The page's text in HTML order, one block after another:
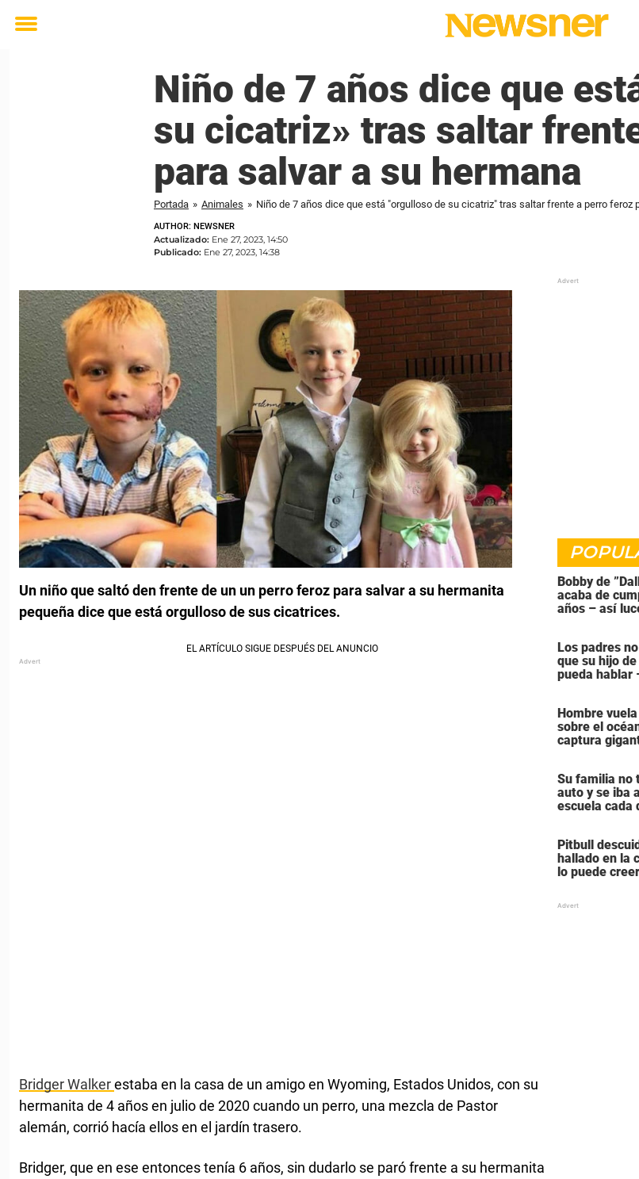
Toggle
Niño de 7 años dice que
su cicatriz» tras saltar
para salvar a su hermana
Portada » Animales » Niño de 7 años dice que está "orgulloso de su cicatriz" tras saltar frente a perro feroz
AUTHOR: NEWSNER
Actualizado: Ene 27, 2023, 14:50
Publicado: Ene 27, 2023, 14:38
Un niño que saltó den frente de un un perro feroz para salvar a su hermanita
pequeña dice que está orgulloso de sus cicatrices.
Bridger Walkerestaba en la casa de un amigo en Wyoming, Estados Unidos, con su
hermanita de 4 años en julio de 2020 cuando un perro, una mezcla de Pastor
alemán, corrió hacía ellos en el jardín trasero.
Bridger, que en ese entonces tenía 6 años, sin dudarlo se paró frente a su hermanita
Bobby de
acaba de
años – así
Los padres
que su hijo
pueda hablar
Hombre
sobre el
captura
Su familia no
auto y se iba
escuela cada
detrás
Pitbull
hallado en la
lo puede